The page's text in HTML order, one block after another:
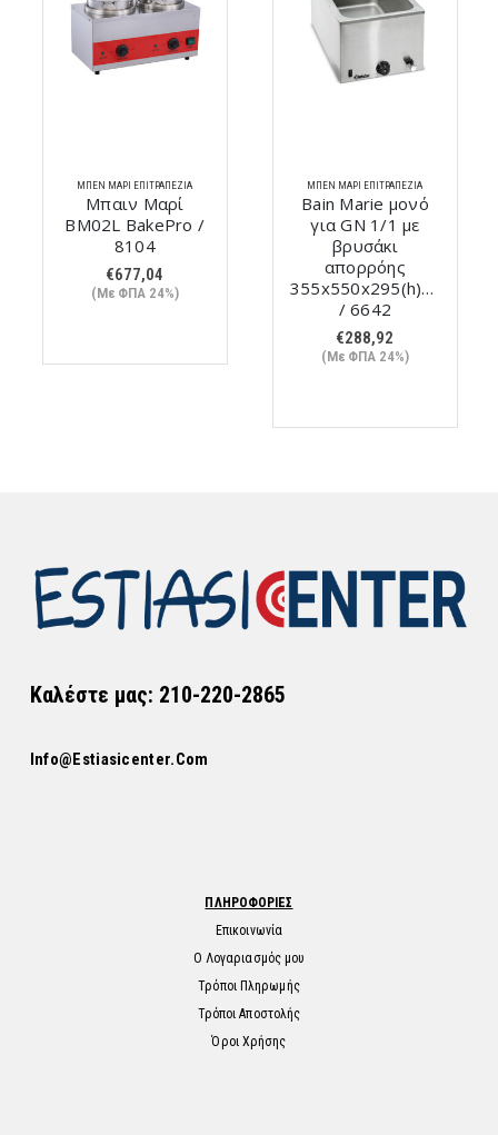
ΜΠΕΝ ΜΑΡΊ ΕΠΙΤΡΑΠΈΖΙΑ
Μπαιν Μαρί
BM02L BakePro /
8104
€677,04
(Με ΦΠΑ 24%)
ΜΠΕΝ ΜΑΡΊ ΕΠΙΤΡΑΠΈΖΙΑ
Bain Marie μονό
για GN 1/1 με
βρυσάκι
απορρόης
355x550x295(h)mm
/ 6642
€288,92
(Με ΦΠΑ 24%)
Καλέστε μας: 210-220-2865
Info@estiasicenter.com
ΠΛΗΡΟΦΟΡΙΕΣ
Επικοινωνία
Ο Λογαριασμός μου
Τρόποι Πληρωμής
Τρόποι Αποστολής
Όροι Χρήσης